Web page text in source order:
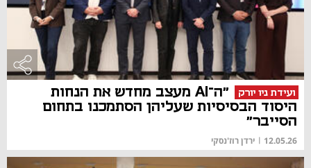
ועידת ניו יורק
"ה־AI מעצב מחדש את הנחות
היסוד הבסיסיות שעליהן הסתמכנו בתחום
הסייבר"
12.05.26
| ירדן רוז'נסקי